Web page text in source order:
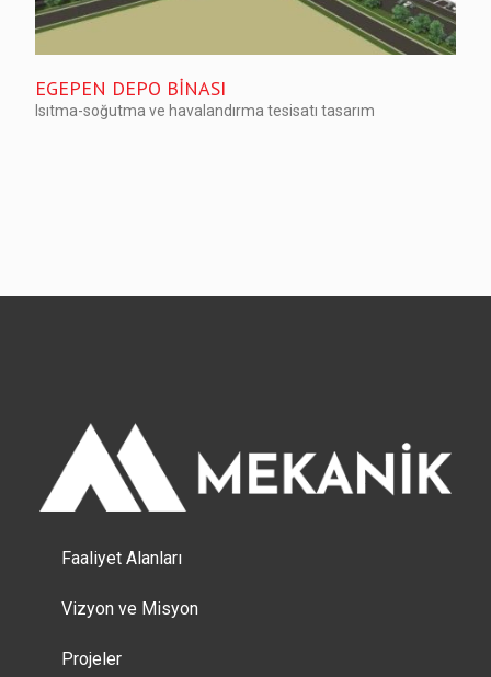
EGEPEN DEPO BİNASI
Isıtma-soğutma ve havalandırma tesisatı tasarım
Faaliyet Alanları
Vizyon ve Misyon
Projeler